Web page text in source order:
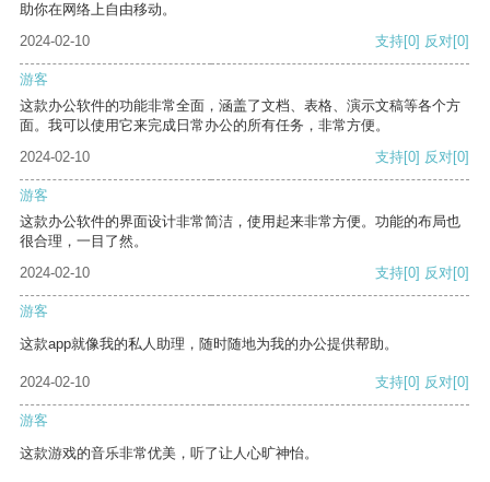
助你在网络上自由移动。
2024-02-10
支持[0] 反对[0]
游客
这款办公软件的功能非常全面，涵盖了文档、表格、演示文稿等各个方
面。我可以使用它来完成日常办公的所有任务，非常方便。
2024-02-10
支持[0] 反对[0]
游客
这款办公软件的界面设计非常简洁，使用起来非常方便。功能的布局也
很合理，一目了然。
2024-02-10
支持[0] 反对[0]
游客
这款app就像我的私人助理，随时随地为我的办公提供帮助。
2024-02-10 支持[0] 反对[0]
游客
这款游戏的音乐非常优美，听了让人心旷神怡。